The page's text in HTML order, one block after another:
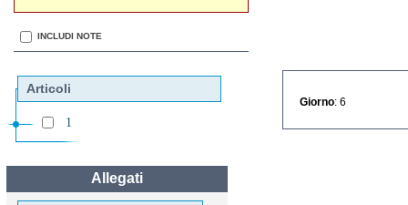
INCLUDI NOTE
Articoli
1
Allegati
Giorno : 6